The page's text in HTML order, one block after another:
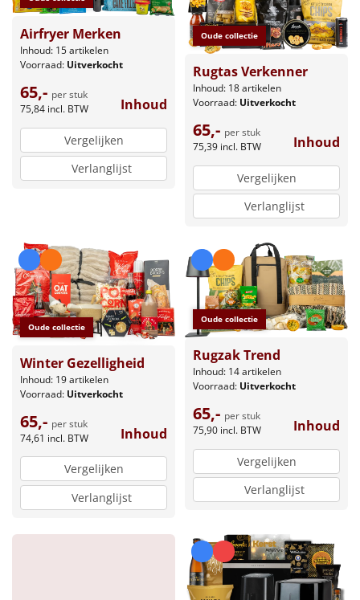
Airfryer Merken
Inhoud: 15 artikelen
Voorraad: Uitverkocht
65,- per stuk
75,84 incl. BTW Inhoud
Vergelijken
Verlanglijst
Oude collectie
Rugtas Verkenner
Inhoud: 18 artikelen
Voorraad: Uitverkocht
65,- per stuk
75,39 incl. BTW Inhoud
Vergelijken
Verlanglijst
Oude collectie
Winter Gezelligheid
Inhoud: 19 artikelen
Voorraad: Uitverkocht
65,- per stuk
74,61 incl. BTW Inhoud
Vergelijken
Verlanglijst
Oude collectie
Rugzak Trend
Inhoud: 14 artikelen
Voorraad: Uitverkocht
65,- per stuk
75,90 incl. BTW Inhoud
Vergelijken
Verlanglijst